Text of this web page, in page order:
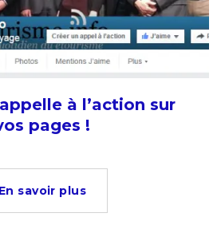
à l’action sur
pages !
En savoir plus